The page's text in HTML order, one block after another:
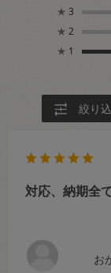
★ 3
★ 2
★ 1
絞り
お
対応、納期全